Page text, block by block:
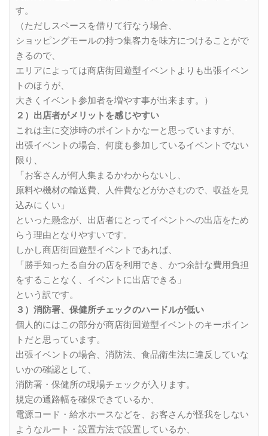
す。
（ただしスペースを借りて行なう場合、
ショッピングモールの持つ集客力を味方につけることがで
きるので、
エリアによっては商店街回遊型イベントよりも出張イベン
トのほうが、
大きくイベント参加者を増やす事が出来ます。）
２）出店者がメリットを感じやすい
これは主に交渉時のポイントかなーと思っていますが、
出張イベントの場合、何度も参加しているイベントでない
限り、
「お客さんが何人集まるかわからないし、
原料や機材の輸送費、人件費などがかさむので、収益を見
込みにくい」
といった懸念が、出店者にとってイベントへの出店をため
らう理由となりやすいです。
しかし商店街回遊型イベントであれば、
「勝手知ったる自分の店を利用でき、かつ余計な費用負担
をすることなく、イベントに出店できる」
という訳です。
３）消防署、保健所チェックのハードルが低い
個人的にはこの部分が商店街回遊型イベントのキーポイン
トだと思っています。
出張イベントの場合、消防法、食品衛生法に違反していな
いかの確認として、
消防署・保健所の現場チェックが入ります。
規定の通路幅を確保できているか、
電源コード・給水ホースなどを、お客さんが怪我をしない
ようなルート・設置方法で設置しているか、